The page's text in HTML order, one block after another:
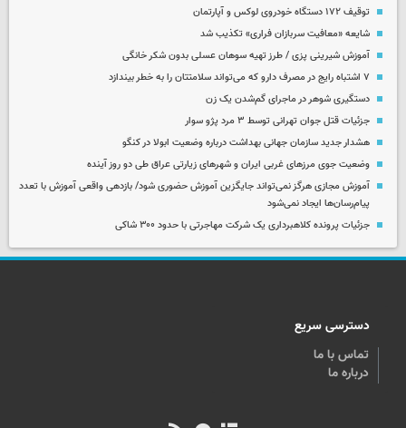
توقیف ۱۷۲ دستگاه خودروی لوکس و آپارتمان
شایعه «معافیت سربازان فراری» تکذیب شد
آموزش شیرینی پزی / طرز تهیه سوهان عسلی بدون شکر خانگی
۷ اشتباه رایج در مصرف دارو که می‌تواند سلامتتان را به خطر بیندازد
دستگیری شوهر در ماجرای گم‌شدن یک زن
جزئیات قتل جوان تهرانی توسط ۳ مرد پژو سوار
هشدار جدید سازمان جهانی بهداشت درباره وضعیت ابولا در کنگو
وضعیت جوی مرزهای غربی ایران و شهرهای زیارتی عراق طی دو روز آینده
آموزش مجازی هرگز نمی‌تواند جایگزین آموزش حضوری شود/ بازدهی واقعی آموزش با تعدد
پیام‌رسان‌ها ایجاد نمی‌شود
جزئیات پرونده کلاهبرداری یک شرکت مهاجرتی با حدود ۳۰۰ شاکی
دسترسی سریع
تماس با ما
درباره ما